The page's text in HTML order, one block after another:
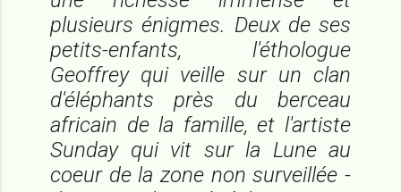
plusieurs énigmes. Deux de ses
petits-enfants, l'éthologue
Geoffrey qui veille sur un clan
d'éléphants près du berceau
africain de la famille, et l'artiste
Sunday qui vit sur la Lune au
coeur de la zone non surveillée -